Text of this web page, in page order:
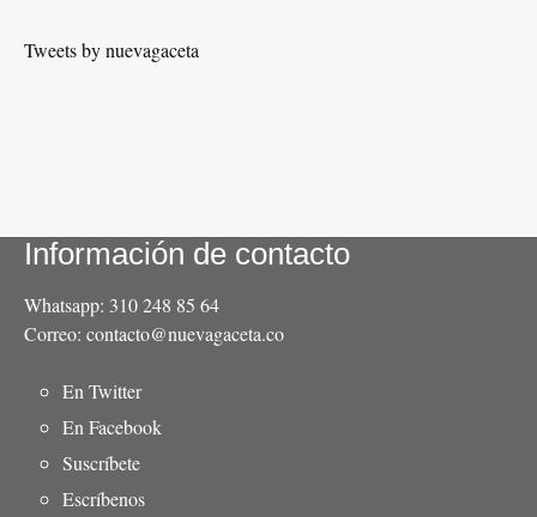
Tweets by nuevagaceta
Información de contacto
Whatsapp: 310 248 85 64
Correo: contacto@nuevagaceta.co
Menú
del
pie
En Twitter
En Facebook
Suscríbete
Escríbenos